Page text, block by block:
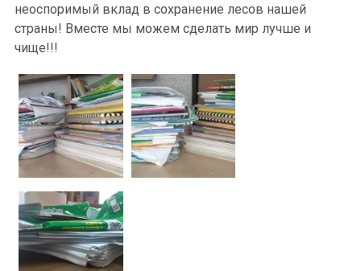
неоспоримый вклад в сохранение лесов нашей
страны! Вместе мы можем сделать мир лучше и
чище!!!